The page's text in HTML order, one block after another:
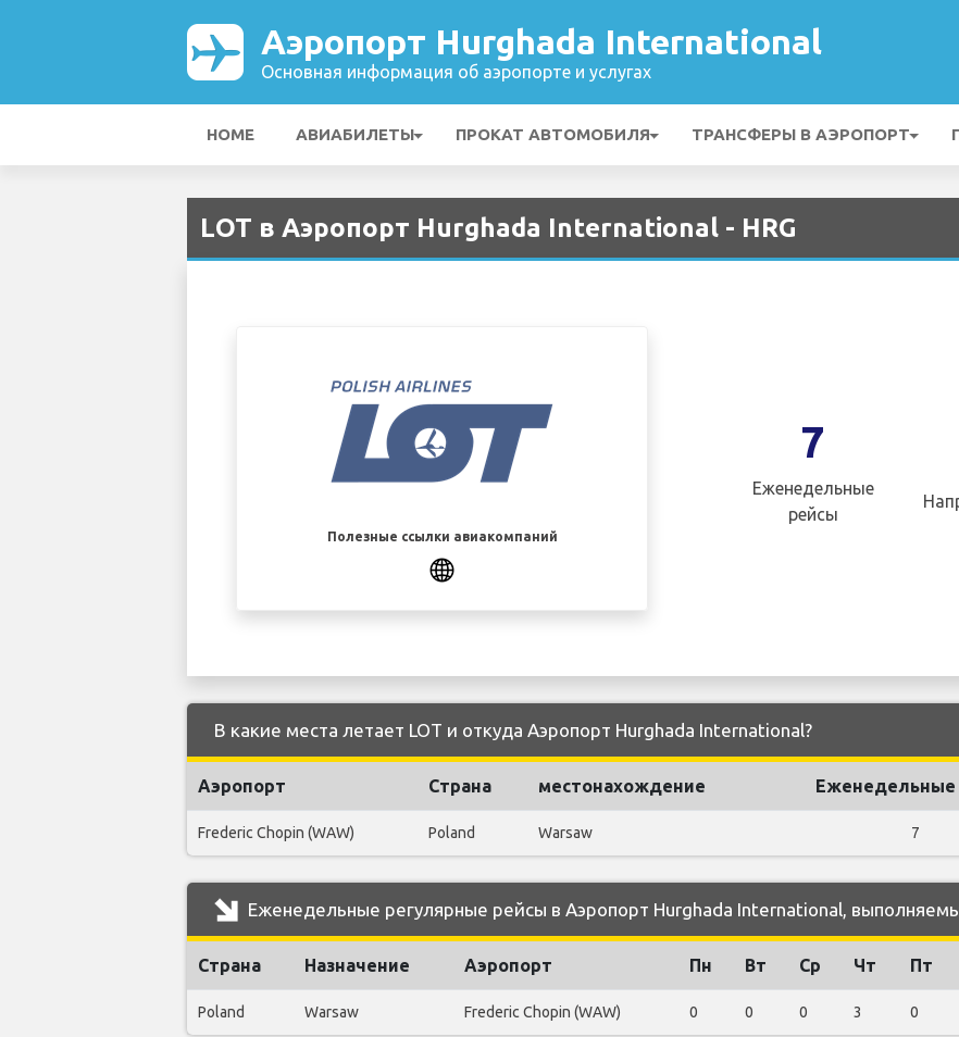
Аэропорт Hurghada International
Основная информация об аэропорте и услугах
HOME АВИАБИЛЕТЫ ПРОКАТ АВТОМОБИЛЯ ТРАНСФЕРЫ В АЭРОПОРТ
LOT в Аэропорт Hurghada International - HRG
Полезные ссылки авиакомпаний
7
Еженедельные
рейсы
В какие места летает LOT и откуда Аэропорт Hurghada International?
Аэропорт Страна местонахождение Еженедельные
Frederic Chopin (WAW) Poland Warsaw 7
Еженедельные регулярные рейсы в Аэропорт Hurghada International,
Страна Назначение Аэропорт Пн Вт Ср Чт Пт
Poland Warsaw Frederic Chopin (WAW) 0 0 0 3 0